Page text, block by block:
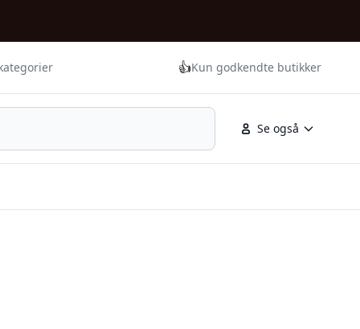
👍Kun godkendte butikker
Se også